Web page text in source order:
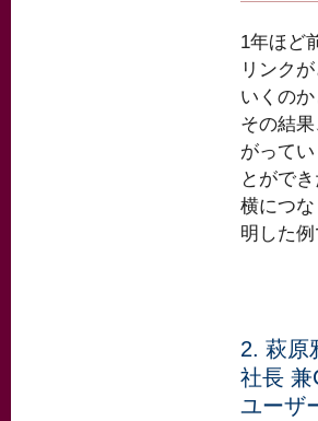
1年ほど
リンク
いくのか
その結
がって
とがで
横につ
明した例
2. 萩原
社長 兼
ユーザ